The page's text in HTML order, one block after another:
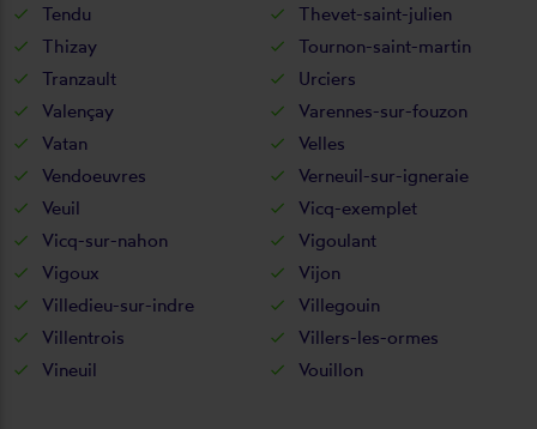
Tendu
Thevet-saint-julien
Thizay
Tournon-saint-martin
Tranzault
Urciers
Valençay
Varennes-sur-fouzon
Vatan
Velles
Vendoeuvres
Verneuil-sur-igneraie
Veuil
Vicq-exemplet
Vicq-sur-nahon
Vigoulant
Vigoux
Vijon
Villedieu-sur-indre
Villegouin
Villentrois
Villers-les-ormes
Vineuil
Vouillon